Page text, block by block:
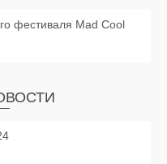
фестиваля Mad Cool